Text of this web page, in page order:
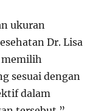
ukuran
Dr. Lisa
memilih
sesuai dengan
dalam